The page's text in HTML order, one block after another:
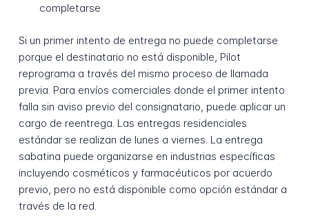
completarse
Si un primer intento de entrega no puede completarse
porque el destinatario no está disponible, Pilot
reprograma a través del mismo proceso de llamada
previa. Para envíos comerciales donde el primer intento
falla sin aviso previo del consignatario, puede aplicar un
cargo de reentrega. Las entregas residenciales
estándar se realizan de lunes a viernes. La entrega
sabatina puede organizarse en industrias específicas
incluyendo cosméticos y farmacéuticos por acuerdo
previo, pero no está disponible como opción estándar a
través de la red.